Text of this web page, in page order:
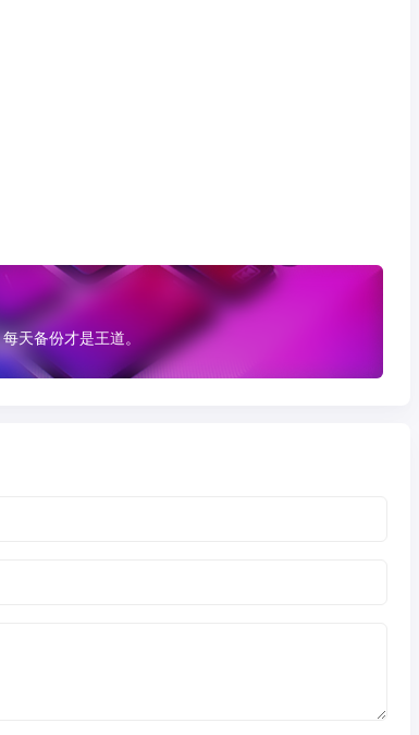
天备份才是王道。